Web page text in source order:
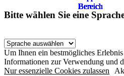
Bitte wählen Sie eine
Um Ihnen ein bestmögliches
Informationen zur Verwendung und
Nur essenzielle Cookies zulassen
Bereich
Bereich
Bereich
Bereich
Bereich
Bereich
Bereich
Bereich
Bereich
Bereich
Bereich
Bereich
Bereich
Bereich